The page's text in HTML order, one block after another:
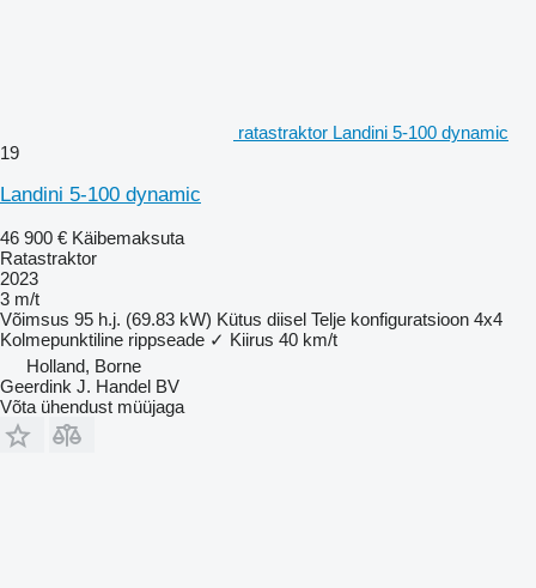
ratastraktor Landini 5-100 dynamic
19
Landini 5-100 dynamic
46 900 € Käibemaksuta
Ratastraktor
2023
3 m/t
Võimsus 95 h.j. (69.83 kW) Kütus diisel Telje konfiguratsioon 4x4
Kolmepunktiline rippseade ✓ Kiirus 40 km/t
Holland, Borne
Geerdink J. Handel BV
Võta ühendust müüjaga